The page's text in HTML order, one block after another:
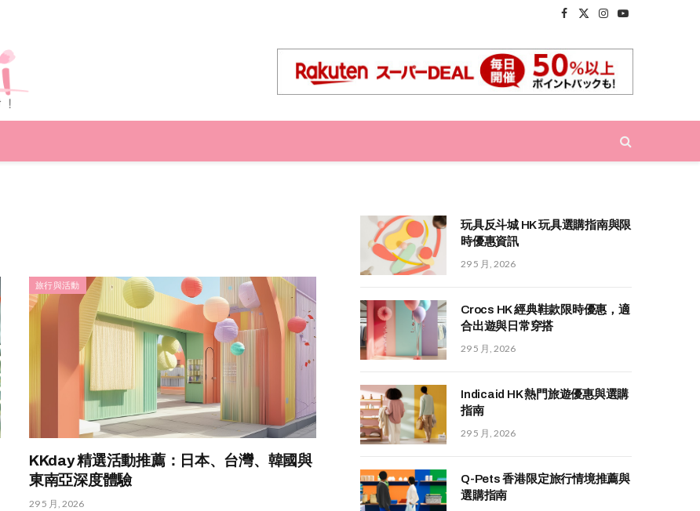
Facebook
X
Instagram
YouTube
旅行與活動
KKday 精選活動推薦：日本、台灣、韓國與
東南亞深度體驗
29 5 月, 2026
玩具反斗城 HK 玩具選購指南與限
時優惠資訊
29 5 月, 2026
Crocs HK 經典鞋款限時優惠，適
合出遊與日常穿搭
29 5 月, 2026
Indicaid HK 熱門旅遊優惠與選購
指南
29 5 月, 2026
Q-Pets 香港限定旅行情境推薦與
選購指南